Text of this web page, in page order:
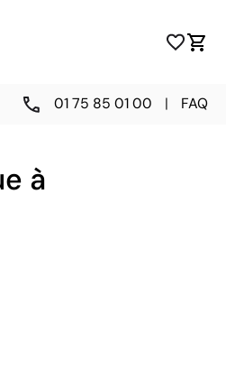
01 75 85 01 00 | FAQ
à